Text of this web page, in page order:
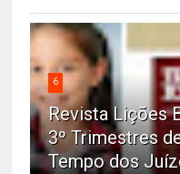
6
Revista Lições
3º Trimestres
Tempo dos